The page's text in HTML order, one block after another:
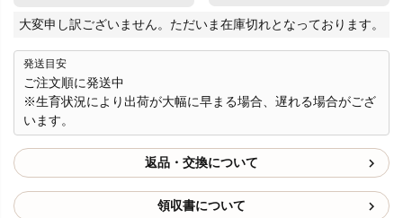
大変申し訳ございません。ただいま在庫切れとなっております。
発送目安
ご注文順に発送中
※生育状況により出荷が大幅に早まる場合、遅れる場合がござ
います。
返品・交換について
領収書について